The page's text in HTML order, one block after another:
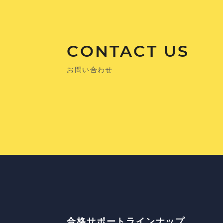
CONTACT US
お問い合わせ